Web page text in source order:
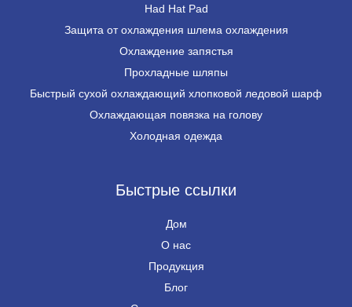
Had Hat Pad
Защита от охлаждения шлема охлаждения
Охлаждение запястья
Прохладные шляпы
Быстрый сухой охлаждающий хлопковой ледовой шарф
Охлаждающая повязка на голову
Холодная одежда
Быстрые ссылки
Дом
О нас
Продукция
Блог